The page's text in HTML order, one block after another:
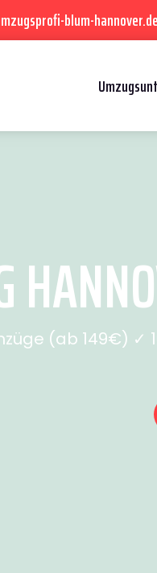
blum-hannover.de
(ab 149€) ✓